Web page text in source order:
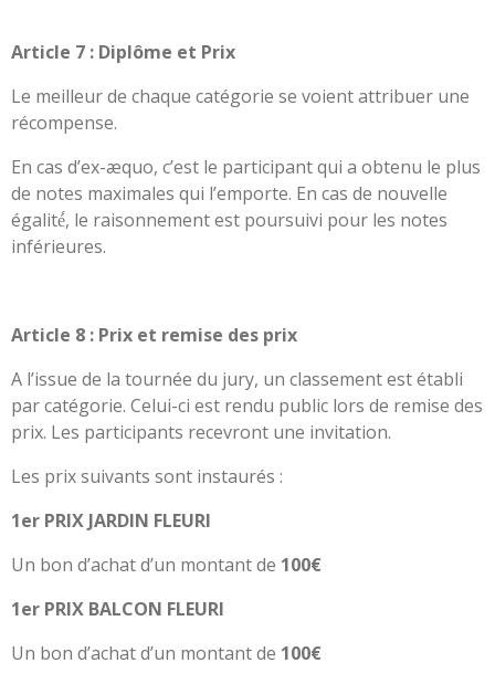
Article 7 : Diplôme et Prix
Le meilleur de chaque catégorie se voient attribuer une
récompense.
En cas d’ex-æquo, c’est le participant qui a obtenu le plus
de notes maximales qui l’emporte. En cas de nouvelle
égalité́, le raisonnement est poursuivi pour les notes
inférieures.
Article 8 : Prix et remise des prix
A l’issue de la tournée du jury, un classement est établi
par catégorie. Celui-ci est rendu public lors de remise des
prix. Les participants recevront une invitation.
Les prix suivants sont instaurés :
1er PRIX JARDIN FLEURI
Un bon d’achat d’un montant de 100€
1er PRIX BALCON FLEURI
Un bon d’achat d’un montant de 100€